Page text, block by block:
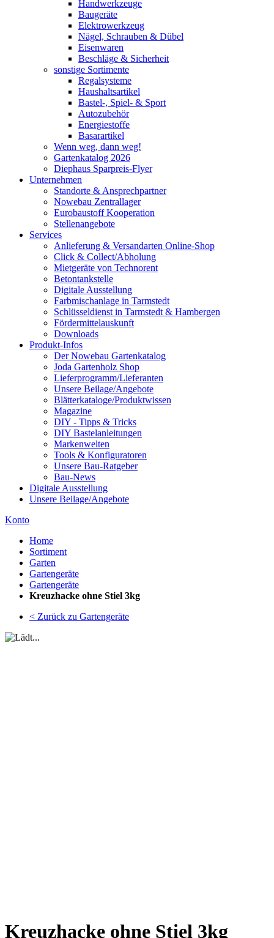
Handwerkzeuge
Baugeräte
Elektrowerkzeug
Nägel, Schrauben & Dübel
Eisenwaren
Beschläge & Sicherheit
sonstige Sortimente
Regalsysteme
Haushaltsartikel
Bastel-, Spiel- & Sport
Autozubehör
Energiestoffe
Basarartikel
Wenn weg, dann weg!
Gartenkatalog 2026
Diephaus Sparpreis-Flyer
Unternehmen
Standorte & Ansprechpartner
Nowebau Zentrallager
Eurobaustoff Kooperation
Stellenangebote
Services
Anlieferung & Versandarten Online-Shop
Click & Collect/Abholung
Mietgeräte von Technorent
Betontankstelle
Digitale Ausstellung
Farbmischanlage in Tarmstedt
Schlüsseldienst in Tarmstedt & Hambergen
Fördermittelauskunft
Downloads
Produkt-Infos
Der Nowebau Gartenkatalog
Joda Gartenholz Shop
Lieferprogramm/Lieferanten
Unsere Beilage/Angebote
Blätterkataloge/Produktwissen
Magazine
DIY - Tipps & Tricks
DIY Bastelanleitungen
Markenwelten
Tools & Konfiguratoren
Unsere Bau-Ratgeber
Bau-News
Digitale Ausstellung
Unsere Beilage/Angebote
Konto
Home
Sortiment
Garten
Gartengeräte
Gartengeräte
Kreuzhacke ohne Stiel 3kg
< Zurück zu Gartengeräte
Kreuzhacke ohne Stiel 3kg